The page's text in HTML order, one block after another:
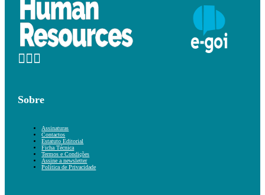
Sobre
Assinaturas
Contactos
Estatuto Editorial
Ficha Técnica
Termos e Condições
Assine a newsletter
Política de Privacidade